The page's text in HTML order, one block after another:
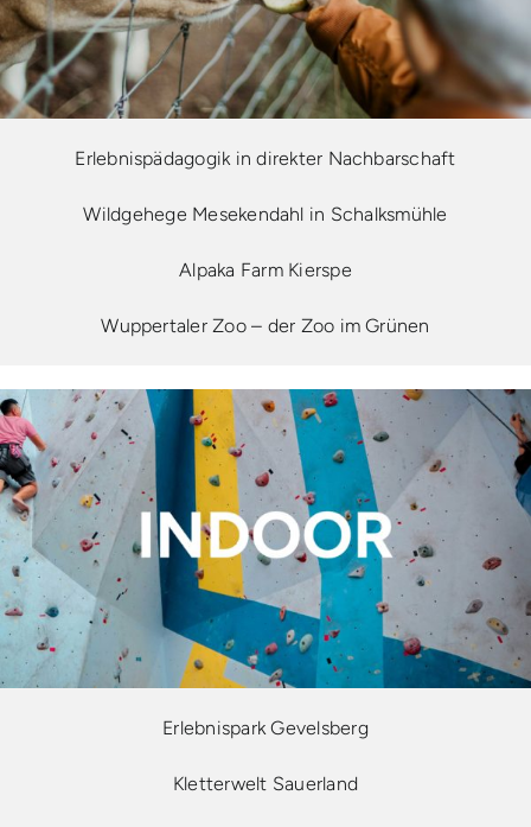
Erlebnispädagogik in direkter Nachbarschaft
Wildgehege Mesekendahl in Schalksmühle
Alpaka Farm Kierspe
Wuppertaler Zoo – der Zoo im Grünen
Erlebnispark Gevelsberg
Kletterwelt Sauerland